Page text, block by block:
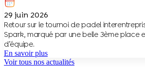
29 juin 2026
Retour sur le tournoi de padel
Spark, marqué par une belle 3ème place
d’équipe.
En savoir plus
Voir tous nos actualités